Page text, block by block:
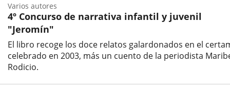
4º Concurso de narrativa infantil y juvenil
"Jeromín"
El libro recoge los doce relatos galardonados en el
celebrado en 2003, más un cuento de la periodista
Rodicio.
Varios autores